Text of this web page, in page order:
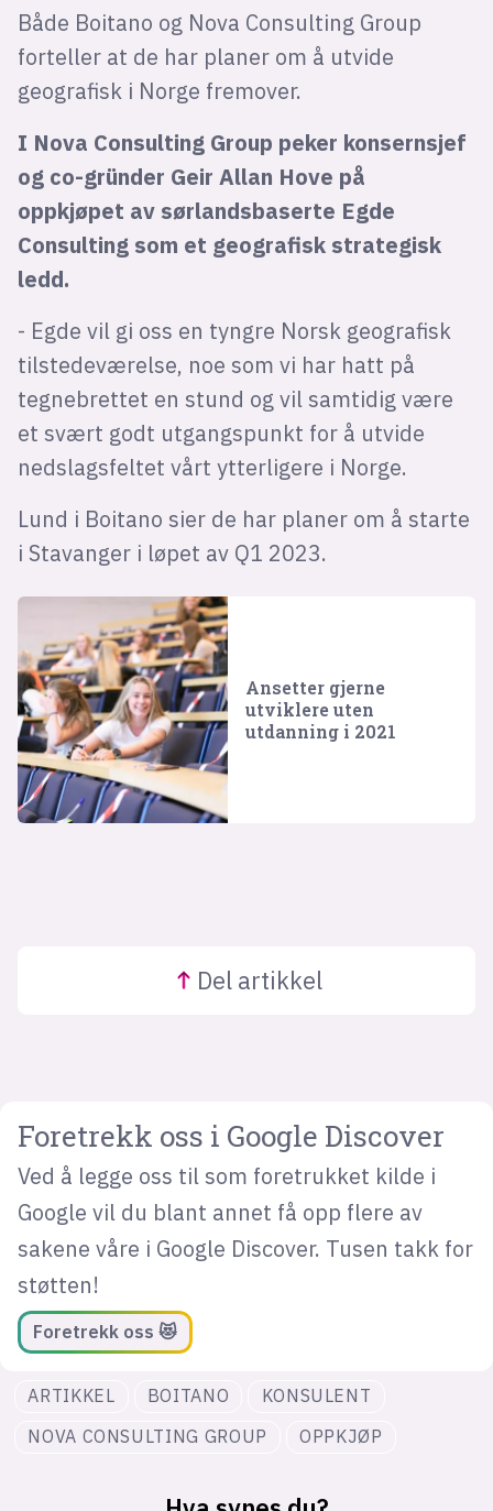
Både Boitano og Nova Consulting Group
forteller at de har planer om å utvide
geografisk i Norge fremover.
I Nova Consulting Group peker konsernsjef
og co-gründer Geir Allan Hove på
oppkjøpet av sørlandsbaserte Egde
Consulting som et geografisk strategisk
ledd.
- Egde vil gi oss en tyngre Norsk geografisk
tilstedeværelse, noe som vi har hatt på
tegnebrettet en stund og vil samtidig være
et svært godt utgangspunkt for å utvide
nedslagsfeltet vårt ytterligere i Norge.
Lund i Boitano sier de har planer om å starte
i Stavanger i løpet av Q1 2023.
Ansetter gjerne
utviklere uten
utdanning i 2021
Del artikkel
Foretrekk oss i Google Discover
Ved å legge oss til som foretrukket kilde i
Google vil du blant annet få opp flere av
sakene våre i Google Discover. Tusen takk for
støtten!
Foretrekk oss 😻
ARTIKKEL BOITANO
KONSULENT
NOVA CONSULTING GROUP
OPPKJØP